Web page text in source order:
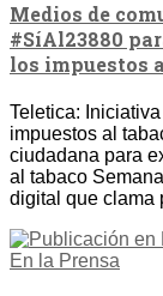
Medios de
#SíAl23880
los impuestos
Teletica:
impuestos al
ciudadana para
al tabaco
digital que clama
En la Prensa